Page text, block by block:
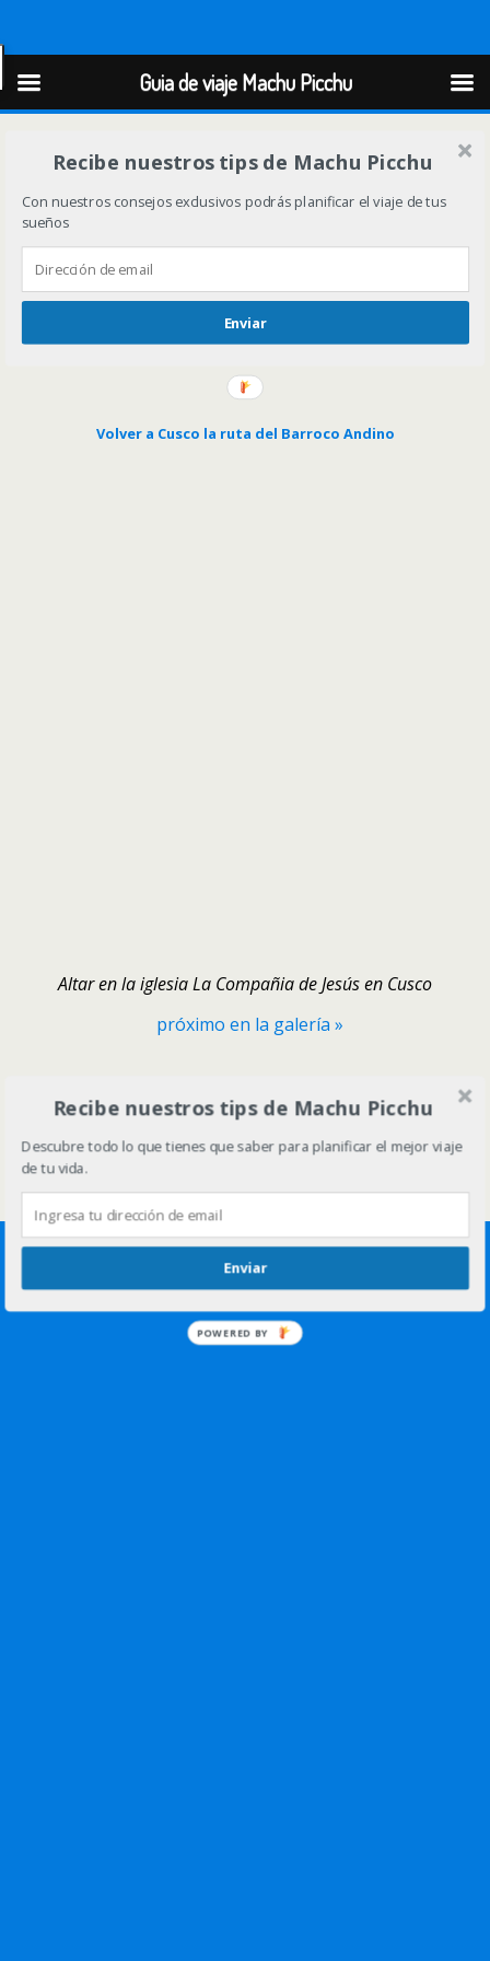
Guia de viaje Machu Picchu
Recibe nuestros tips de Machu Picchu
Con nuestros consejos exclusivos podrás planificar el viaje de tus
sueños
Enviar
Volver a Cusco la ruta del Barroco Andino
Altar en la iglesia La Compañia de Jesús en Cusco
próximo en la galería »
Volver arriba
Móvil Escritorio
Guia de viaje Machu Picchu
Recibe nuestros tips de Machu Picchu
Descubre todo lo que tienes que saber para planificar el mejor viaje
de tu vida.
Enviar
POWERED BY